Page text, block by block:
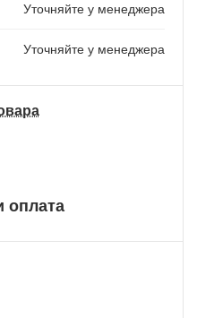
Уточняйте у менеджера
Уточняйте у менеджера
оплата